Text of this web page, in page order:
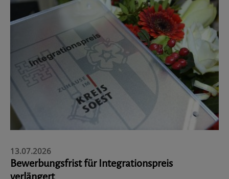
13.07.2026
Bewerbungsfrist für Integrationspreis
verlängert